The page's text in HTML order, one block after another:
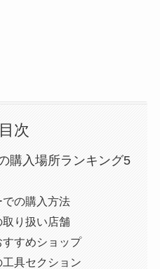
目次
購入場所ランキング5
の購入方法
り扱い店舗
すめショップ
具セクション